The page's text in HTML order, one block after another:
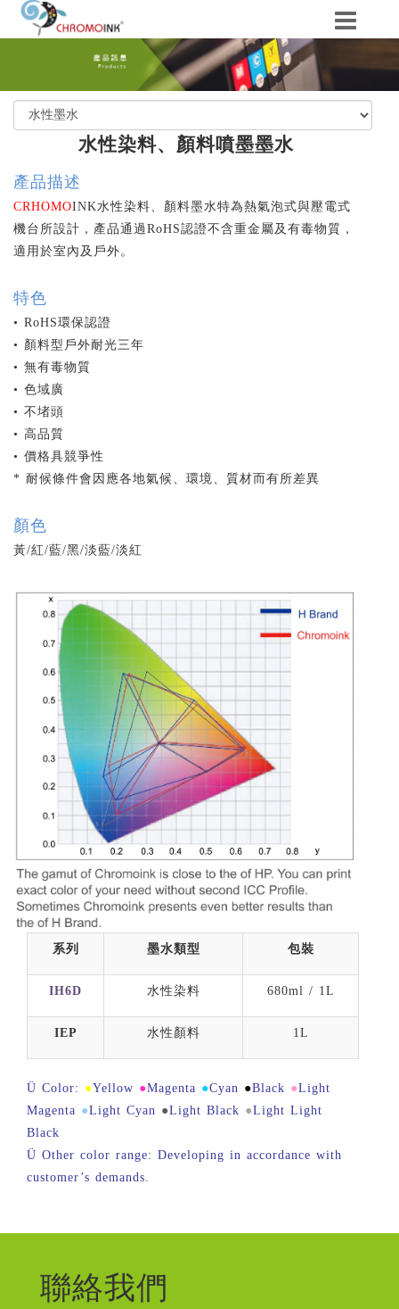
水性染料、顏料噴墨墨水
產品描述
CRHOMOINK水性染料、顏料墨水特為熱氣泡式與壓電式
機台所設計，產品通過RoHS認證不含重金屬及有毒物質，
適用於室內及戶外。
特色
• RoHS環保認證
• 顏料型戶外耐光三年
• 無有毒物質
• 色域廣
• 不堵頭
• 高品質
• 價格具競爭性
* 耐候條件會因應各地氣候、環境、質材而有所差異
顏色
黃/紅/藍/黑/淡藍/淡紅
系列 墨水類型 包裝
IH6D 水性染料 680ml / 1L
IEP 水性顏料 1L
Ü Color: ●Yellow ●Magenta ●Cyan ●Black ●Light
Magenta ●Light Cyan ●Light Black ●Light Light
Black
Ü Other color range: Developing in accordance with
customer’s demands.
聯絡我們